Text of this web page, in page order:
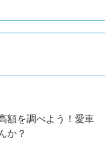
額を調べよう！愛車
か？